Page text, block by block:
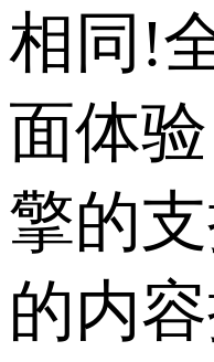
相同!
面体
擎的
的内